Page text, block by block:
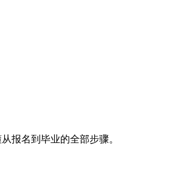
报名到毕业的全部步骤。